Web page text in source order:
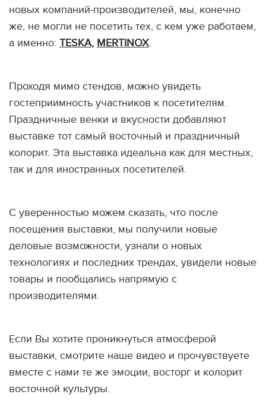
новых компаний-производителей, мы, конечно
же, не могли не посетить тех, с кем уже работаем,
а именно: TESKA, MERTINOX.
Проходя мимо стендов, можно увидеть
гостеприимность участников к посетителям.
Праздничные венки и вкусности добавляют
выставке тот самый восточный и праздничный
колорит. Эта выставка идеальна как для местных,
так и для иностранных посетителей.
С уверенностью можем сказать, что после
посещения выставки, мы получили новые
деловые возможности, узнали о новых
технологиях и последних трендах, увидели новые
товары и пообщались напрямую с
производителями.
Если Вы хотите проникнуться атмосферой
выставки, смотрите наше видео и прочувствуете
вместе с нами те же эмоции, восторг и колорит
восточной культуры.